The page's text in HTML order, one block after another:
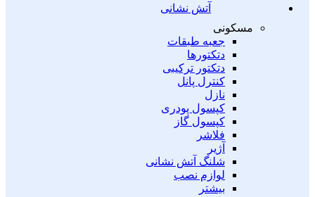
آتش نشانی
مسکونی
جعبه طبقات
دتکتورها
دتکتور ترکیبی
کنترل پانل
نازل
کپسول پودری
کپسول گاز
فلاشر
آژیر
شلنگ آتش نشانی
لوازم نصب
بیشتر